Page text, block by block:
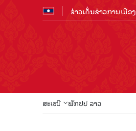
ຂ່າວເດັ່ນຂ່າວການເມືອງ
ສະເໜີ ພັກປປ ລາວ